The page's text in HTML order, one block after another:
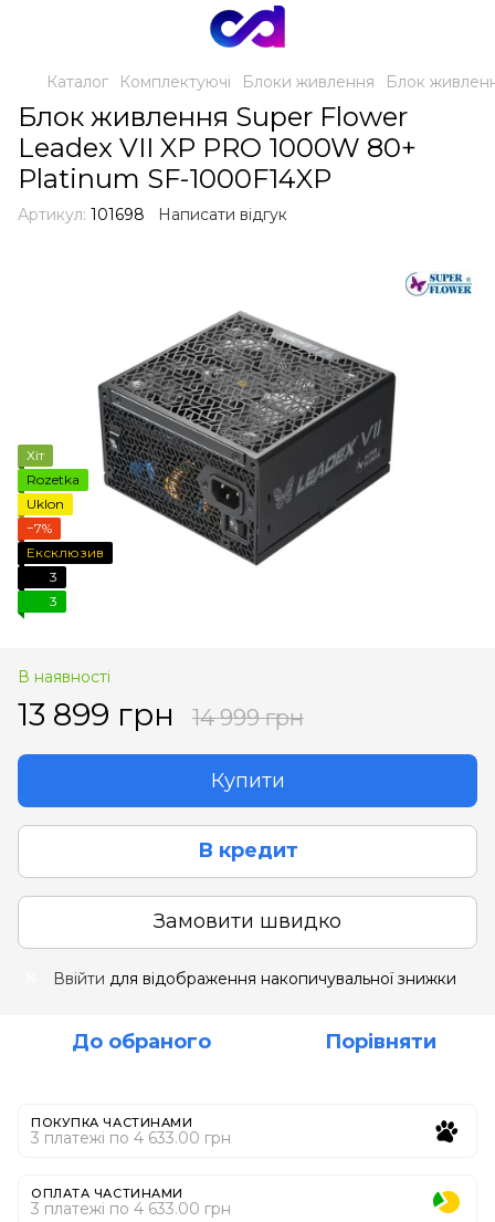
Каталог Комплектуючі Блоки живлення Блок
Блок живлення Super Flower
Leadex VII XP PRO 1000W 80+
Platinum SF-1000F14XP
Артикул: 101698 Написати відгук
Хіт
Rozetka
Uklon
−7%
Ексклюзив
3
3
В наявності
13 899 грн 14 999 грн
Купити
В кредит
Замовити швидко
Ввійти для відображення накопичувальної знижки
До обраного Порівняти
ПОКУПКА ЧАСТИНАМИ
3 платежі по 4 633.00 грн
ОПЛАТА ЧАСТИНАМИ
3 платежі по 4 633.00 грн